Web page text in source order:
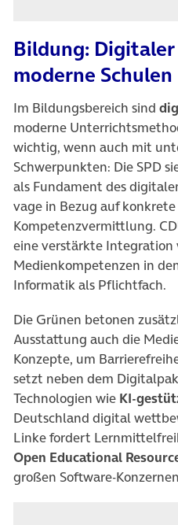
Bildung:
moderne Schulen
Im Bildungsbereich sind
moderne
wichtig, wenn auch mit
Schwerpunkten: Die SPD
als Fundament des
vage in Bezug auf
Kompetenzvermittlung.
eine verstärkte
Medienkompetenzen in
Informatik als Pflichtfach.
Die Grünen betonen
Ausstattung auch die
Konzepte, um
setzt neben dem
Technologien wie KI-
Deutschland digital
Linke fordert
Open Educational
großen Software-